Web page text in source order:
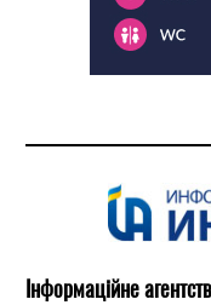
Інформаційне